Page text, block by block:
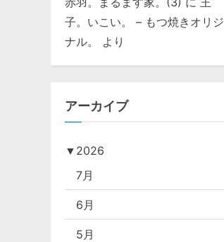
子。いこい。 – もつ焼きオリジ
ナル。
より
アーカイブ
▼ 2026
7月
6月
5月